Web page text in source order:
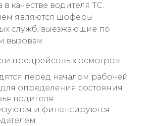
в качестве водителя ТС.
являются шоферы
служб, выезжающие по
вызовам.
предрейсовых осмотров:
перед началом рабочей
определения состояния
водителя.
и финансируются